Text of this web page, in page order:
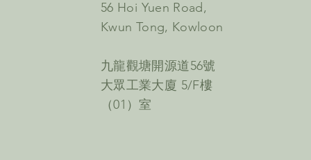
56 Hoi Yuen Road,
Kwun Tong, Kowloon
九龍觀塘開源道56號
大眾工業大廈 5/F樓
（01）室